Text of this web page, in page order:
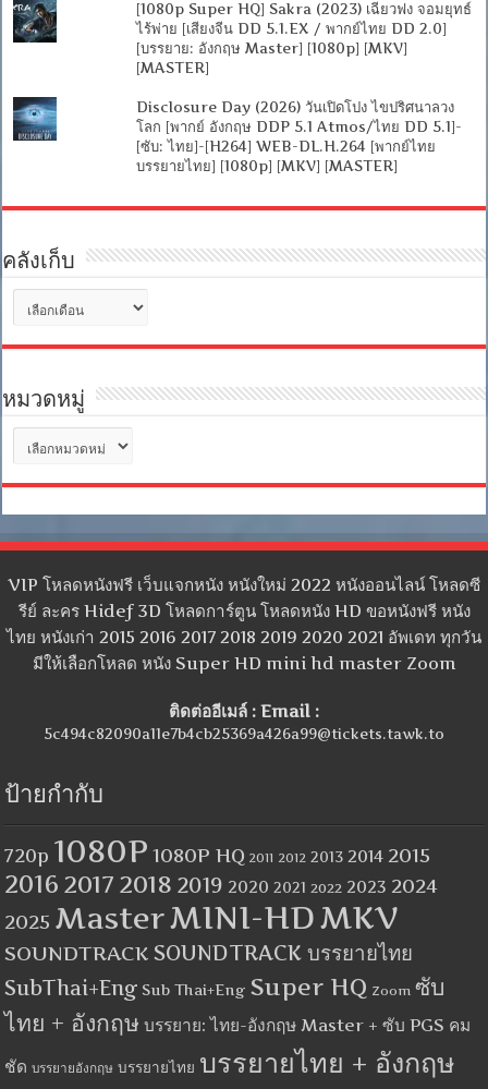
[1080p Super HQ] Sakra (2023) เฉียวฟง จอมยุทธ์
ไร้พ่าย [เสียงจีน DD 5.1.EX / พากย์ไทย DD 2.0]
[บรรยาย: อังกฤษ Master] [1080p] [MKV]
[MASTER]
Disclosure Day (2026) วันเปิดโปง ไขปริศนาลวง
โลก [พากย์ อังกฤษ DDP 5.1 Atmos/ไทย DD 5.1]-
[ซับ: ไทย]-[H264] WEB-DL.H.264 [พากย์ไทย
บรรยายไทย] [1080p] [MKV] [MASTER]
คลังเก็บ
เก็บ
หมวดหมู่
หมู่
VIP โหลดหนังฟรี เว็บแจกหนัง หนังใหม่ 2022 หนังออนไลน์ โหลดซี
รีย์ ละคร Hidef 3D โหลดการ์ตูน โหลดหนัง HD ขอหนังฟรี หนัง
ไทย หนังเก่า 2015 2016 2017 2018 2019 2020 2021 อัพเดท ทุกวัน
มีให้เลือกโหลด หนัง Super HD mini hd master Zoom
ติดต่ออีเมล์ : Email :
5c494c82090a11e7b4cb25369a426a99@tickets.tawk.to
ป้ายกำกับ
720p 1080P 1080P HQ 2011 2012 2013 2014 2015
2016 2017 2018 2019 2020 2021 2022 2023 2024
2025 MasterMINI-HDMKV
SOUNDTRACK SOUNDTRACK บรรยายไทย
SubThai+Eng Sub Thai+Eng Super HQ Zoom ซับ
ไทย + อังกฤษ บรรยาย: ไทย-อังกฤษ Master + ซับ PGS คม
ชัด บรรยายอังกฤษ บรรยายไทย บรรยายไทย + อังกฤษ